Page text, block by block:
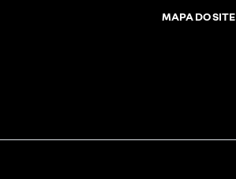
MAPA DO SITE